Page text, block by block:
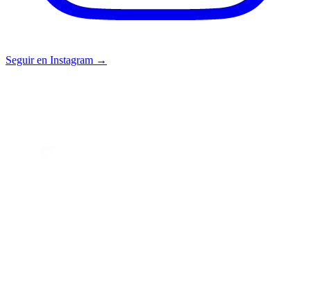
Seguir en Instagram →